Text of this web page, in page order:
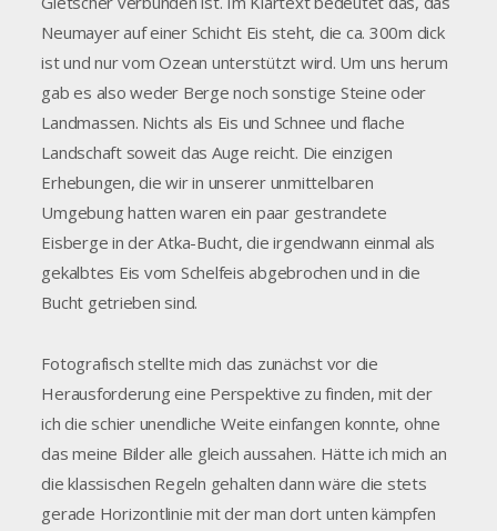
Neumayer auf einer Schicht Eis steht, die ca. 300m dick
ist und nur vom Ozean unterstützt wird. Um uns herum
gab es also weder Berge noch sonstige Steine oder
Landmassen. Nichts als Eis und Schnee und flache
Landschaft soweit das Auge reicht. Die einzigen
Erhebungen, die wir in unserer unmittelbaren
Umgebung hatten waren ein paar gestrandete
Eisberge in der Atka-Bucht, die irgendwann einmal als
gekalbtes Eis vom Schelfeis abgebrochen und in die
Bucht getrieben sind.
Fotografisch stellte mich das zunächst vor die
Herausforderung eine Perspektive zu finden, mit der
ich die schier unendliche Weite einfangen konnte, ohne
das meine Bilder alle gleich aussahen. Hätte ich mich an
die klassischen Regeln gehalten dann wäre die stets
gerade Horizontlinie mit der man dort unten kämpfen